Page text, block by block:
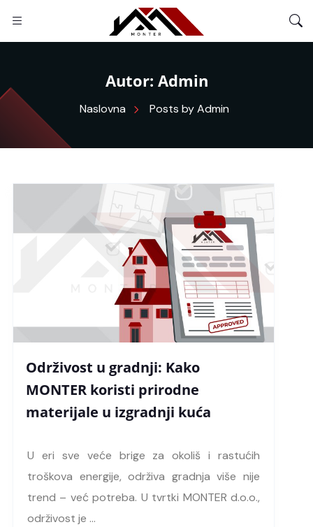
Autor: Admin
Posts by Admin
Održivost u gradnji: Kako
MONTER koristi prirodne
materijale u izgradnji kuća
U eri sve veće brige za okoliš i rastućih
troškova energije, održiva gradnja više nije
trend – već potreba. U tvrtki MONTER d.o.o.,
održivost je …